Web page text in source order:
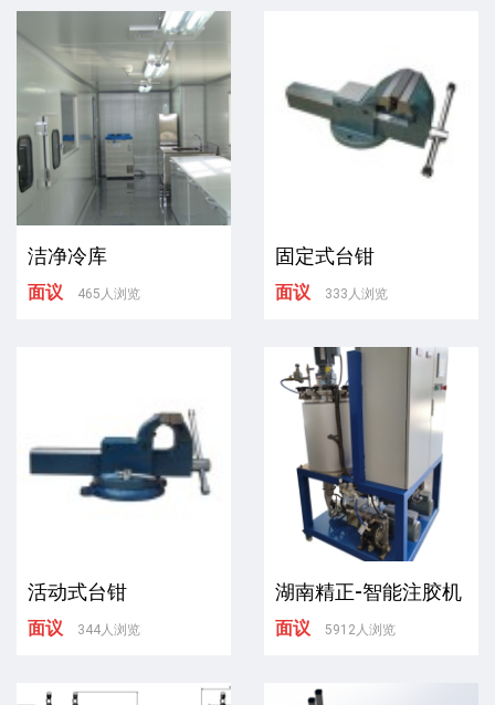
洁净冷库
面议 465人浏览
固定式台钳
面议 333人浏览
活动式台钳
面议 344人浏览
湖南精正-智能注胶机
面议 5912人浏览